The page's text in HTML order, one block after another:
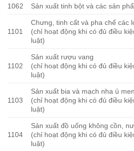
1062 Sản xuất tinh bột và các sản
1101
Chưng, tinh cất và pha chế các
(chỉ hoạt động khi có đủ điều
luật)
1102
Sản xuất rượu vang
(chỉ hoạt động khi có đủ điều
luật)
1103
Sản xuất bia và mạch nha ủ
(chỉ hoạt động khi có đủ điều
luật)
1104
Sản xuất đồ uống không cồn,
(chỉ hoạt động khi có đủ điều
luật)